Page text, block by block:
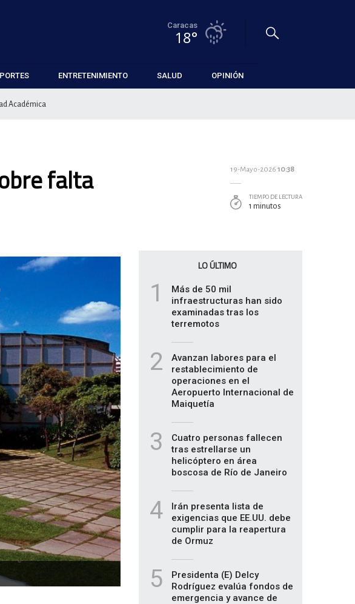
Caracas
18°
ENTRETENIMIENTO SALUD OPINIÓN
Académica
falta 19-Mayo-2026 10:38
TIEMPO DE LECTURA
1 minutos
LO ÚLTIMO
1
Más de 50 mil
infraestructuras han sido
examinadas tras los
terremotos
2
Avanzan labores para el
restablecimiento de
operaciones en el
Aeropuerto Internacional de
Maiquetía
3
Cuatro personas fallecen
tras estrellarse un
helicóptero en área
boscosa de Río de Janeiro
4
Irán presenta lista de
exigencias que EE.UU. debe
cumplir para la reapertura
de Ormuz
5
Presidenta (E) Delcy
Rodríguez evalúa fondos de
emergencia y avance de